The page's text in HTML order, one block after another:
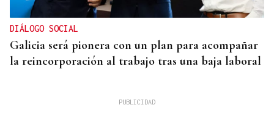
DIÁLOGO SOCIAL
Galicia será pionera con un plan para acompañar
la reincorporación al trabajo tras una baja laboral